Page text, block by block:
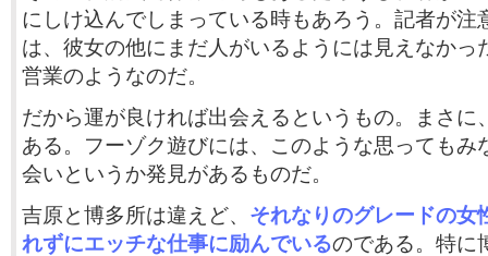
にしけ込んでしまっている時もあろう。記者が注
は、彼女の他にまだ人がいるようには見えなかっ
営業のようなのだ。
だから運が良ければ出会えるというもの。まさに
ある。フーゾク遊びには、このような思ってもみ
会いというか発見があるものだ。
吉原と博多所は違えど、 それなりのグレードの女
れずにエッチな仕事に励んでいるのである。特に